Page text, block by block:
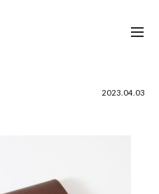
2023.04.03